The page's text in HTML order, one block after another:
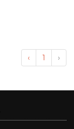
‹ 1 ›